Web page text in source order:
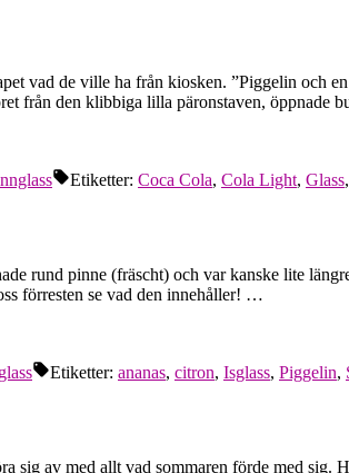
vad de ville ha från kiosken. ”Piggelin och
från den klibbiga lilla päronstaven, öppnade
Etiketter: Coca Cola, Cola Light, Glass,
rund pinne (fräscht) och var kanske lite
förresten se vad den innehåller! …
Etiketter: ananas, citron, Isglass, Piggelin,
sig av med allt vad sommaren förde med sig.